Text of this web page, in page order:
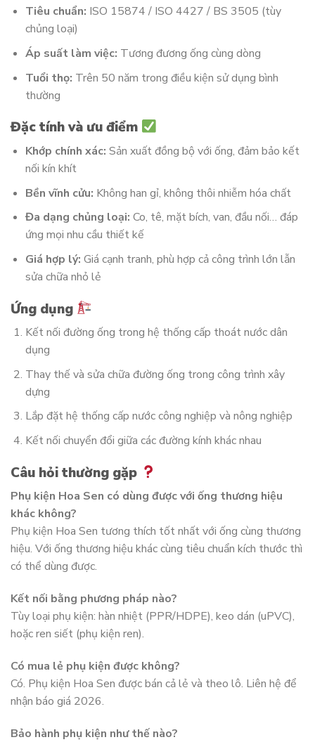
Tiêu chuẩn: ISO 15874 / ISO 4427 / BS 3505 (tùy
chủng loại)
Áp suất làm việc: Tương đương ống cùng dòng
Tuổi thọ: Trên 50 năm trong điều kiện sử dụng bình
thường
Đặc tính và ưu điểm
Khớp chính xác: Sản xuất đồng bộ với ống, đảm bảo kết
nối kín khít
Bền vĩnh cửu: Không han gỉ, không thôi nhiễm hóa chất
Đa dạng chủng loại: Co, tê, mặt bích, van, đầu nối… đáp
ứng mọi nhu cầu thiết kế
Giá hợp lý: Giá cạnh tranh, phù hợp cả công trình lớn lẫn
sửa chữa nhỏ lẻ
Ứng dụng
Kết nối đường ống trong hệ thống cấp thoát nước dân
dụng
Thay thế và sửa chữa đường ống trong công trình xây
dựng
Lắp đặt hệ thống cấp nước công nghiệp và nông nghiệp
Kết nối chuyển đổi giữa các đường kính khác nhau
Câu hỏi thường gặp
Phụ kiện Hoa Sen có dùng được với ống thương hiệu
khác không?
Phụ kiện Hoa Sen tương thích tốt nhất với ống cùng thương
hiệu. Với ống thương hiệu khác cùng tiêu chuẩn kích thước thì
có thể dùng được.
Kết nối bằng phương pháp nào?
Tùy loại phụ kiện: hàn nhiệt (PPR/HDPE), keo dán (uPVC),
hoặc ren siết (phụ kiện ren).
Có mua lẻ phụ kiện được không?
Có. Phụ kiện Hoa Sen được bán cả lẻ và theo lô. Liên hệ để
nhận báo giá 2026.
Bảo hành phụ kiện như thế nào?